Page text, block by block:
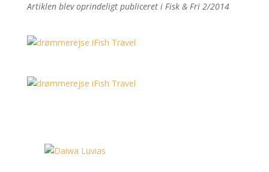
Artiklen blev oprindeligt publiceret i Fisk & Fri 2/2014